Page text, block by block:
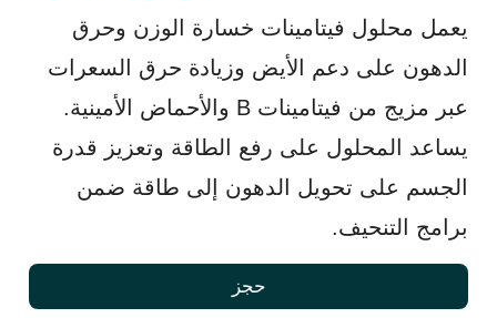
يعمل محلول فيتامينات خسارة الوزن وحرق
الدهون على دعم الأيض وزيادة حرق السعرات
عبر مزيج من فيتامينات B والأحماض الأمينية.
يساعد المحلول على رفع الطاقة وتعزيز قدرة
الجسم على تحويل الدهون إلى طاقة ضمن
برامج التنحيف.
حجز